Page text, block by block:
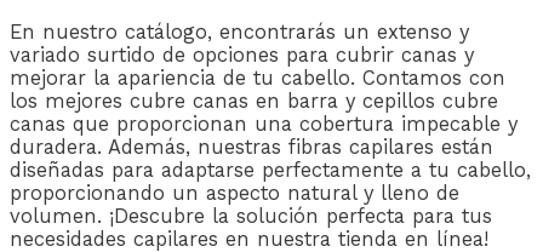
En nuestro catálogo, encontrarás un extenso y
variado surtido de opciones para cubrir canas y
mejorar la apariencia de tu cabello. Contamos con
los mejores cubre canas en barra y cepillos cubre
canas que proporcionan una cobertura impecable y
duradera. Además, nuestras fibras capilares están
diseñadas para adaptarse perfectamente a tu cabello,
proporcionando un aspecto natural y lleno de
volumen. ¡Descubre la solución perfecta para tus
necesidades capilares en nuestra tienda en línea!